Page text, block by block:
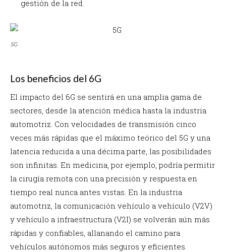
gestión de la red.
5G
Los beneficios del 6G
El impacto del 6G se sentirá en una amplia gama de
sectores, desde la atención médica hasta la industria
automotriz. Con velocidades de transmisión cinco
veces más rápidas que el máximo teórico del 5G y una
latencia reducida a una décima parte, las posibilidades
son infinitas. En medicina, por ejemplo, podría permitir
la cirugía remota con una precisión y respuesta en
tiempo real nunca antes vistas. En la industria
automotriz, la comunicación vehículo a vehículo (V2V)
y vehículo a infraestructura (V2I) se volverán aún más
rápidas y confiables, allanando el camino para
vehículos autónomos más seguros y eficientes.